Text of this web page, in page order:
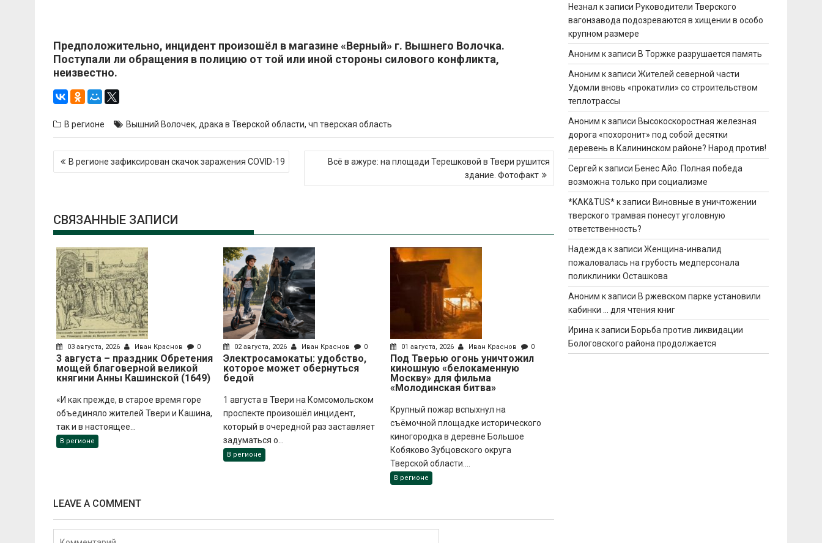
Предположительно, инцидент произошёл в магазине «Верный» г. Вышнего Волочка.
Поступали ли обращения в полицию от той или иной стороны силового конфликта,
неизвестно.
В регионе Вышний Волочек, драка в Тверской области, чп тверская область
Навигация
по В регионе зафиксирован скачок заражения COVID-19
Всё в ажуре: на площади Терешковой в Твери рушится
здание. Фотофакт
СВЯЗАННЫЕ ЗАПИСИ
03 августа, 2026 Иван Краснов 0
3 августа – праздник Обретения
мощей благоверной великой
княгини Анны Кашинской (1649)
«И как прежде, в старое время горе
объединяло жителей Твери и Кашина,
так и в настоящее...
В регионе
02 августа, 2026 Иван Краснов 0
Электросамокаты: удобство,
которое может обернуться
бедой
1 августа в Твери на Комсомольском
проспекте произошёл инцидент,
который в очередной раз заставляет
задуматься о...
В регионе
01 августа, 2026 Иван Краснов 0
Под Тверью огонь уничтожил
киношную «белокаменную
Москву» для фильма
«Молодинская битва»
Крупный пожар вспыхнул на
съёмочной площадке исторического
киногородка в деревне Большое
Кобяково Зубцовского округа
Тверской области....
В регионе
LEAVE A COMMENT
Незнал к записи Руководители Тверского
вагонзавода подозреваются в хищении в особо
крупном размере
Аноним к записи В Торжке разрушается память
Аноним к записиЖителей северной части
Удомли вновь «прокатили» со строительством
теплотрассы
Аноним к записи Высокоскоростная железная
дорога «похоронит» под собой десятки
деревень в Калининском районе? Народ против!
Сергей к записи Бенес Айо. Полная победа
возможна только при социализме
*KAK&TUS*к записи Виновные в уничтожении
тверского трамвая понесут уголовную
ответственность?
Надежда к записиЖенщина-инвалид
пожаловалась на грубость медперсонала
поликлиники Осташкова
Аноним к записи В ржевском парке установили
кабинки … для чтения книг
Ирина к записи Борьба против ликвидации
Бологовского района продолжается